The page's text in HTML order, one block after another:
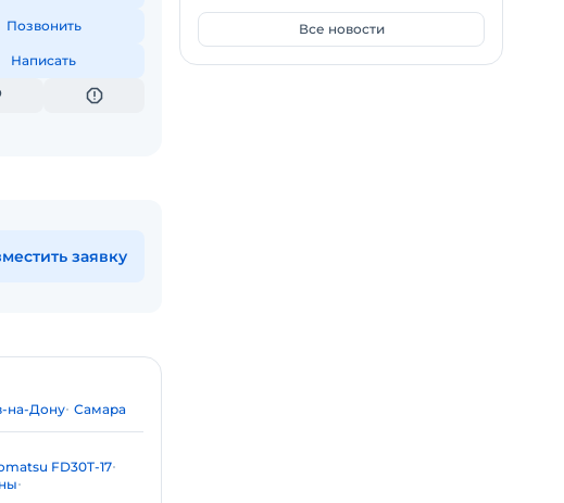
Позвонить
Написать
заявку
на-Дону Самара
FD30T-17
Все новости